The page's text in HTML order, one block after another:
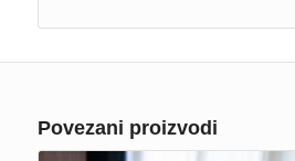
Povezani proizvodi